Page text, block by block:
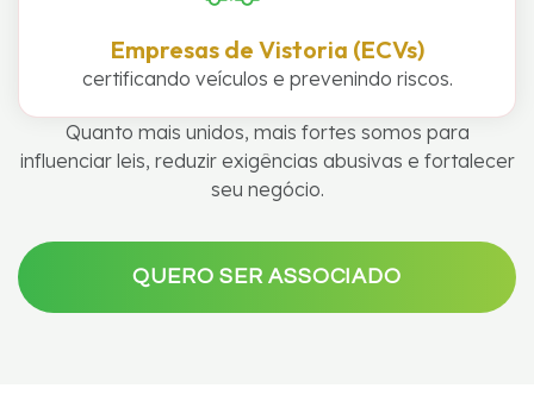
Empresas de Vistoria (ECVs)
certificando veículos e prevenindo riscos.
Quanto mais unidos, mais fortes somos para
influenciar leis, reduzir exigências abusivas e fortalecer
seu negócio.
QUERO SER ASSOCIADO